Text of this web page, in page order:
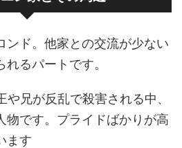
ンド。他家との交流が少ない
るパートです。
兄が反乱で殺害される中、
物です。プライドばかりが高
ます